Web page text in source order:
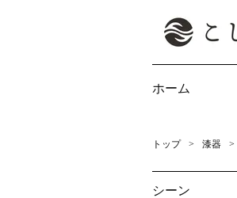
ホーム
トップ 漆器
シーン